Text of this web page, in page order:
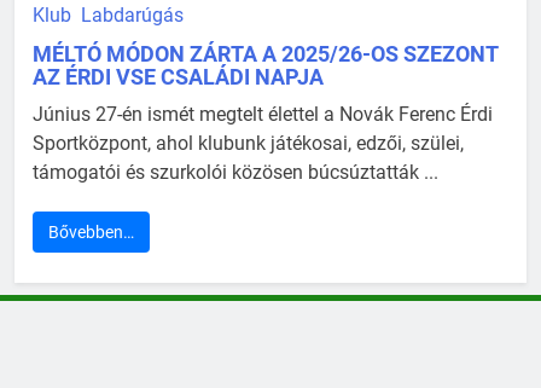
Klub Labdarúgás
MÉLTÓ MÓDON ZÁRTA A 2025/26-OS SZEZONT
AZ ÉRDI VSE CSALÁDI NAPJA
Június 27-én ismét megtelt élettel a Novák Ferenc Érdi
Sportközpont, ahol klubunk játékosai, edzői, szülei,
támogatói és szurkolói közösen búcsúztatták ...
Bővebben…